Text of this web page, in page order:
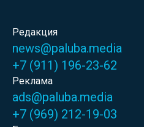
Редакция
news@paluba.media
+7 (911) 196-23-62
Реклама
ads@paluba.media
+7 (969) 212-19-03